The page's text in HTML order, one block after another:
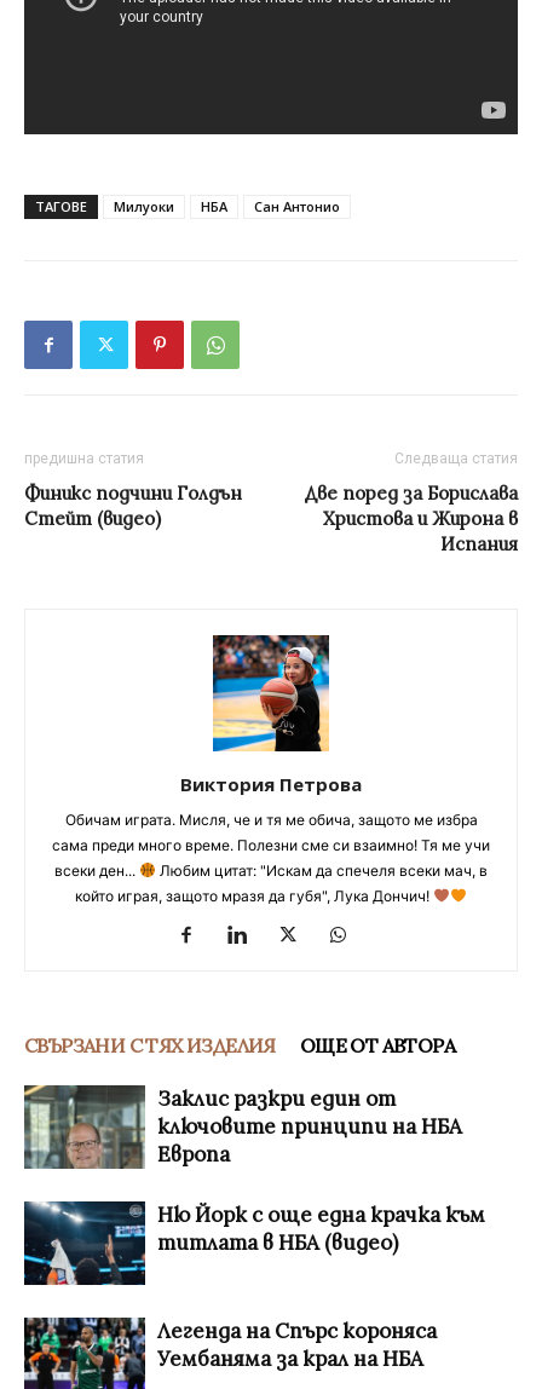
ТАГОВЕ Милуоки НБА Сан Антонио
предишна статия
Финикс подчини Голдън
Стейт (видео)
Следваща статия
Две поред за Борислава
Христова и Жирона в
Испания
Виктория Петрова
Обичам играта. Мисля, че и тя ме обича, защото ме избра
сама преди много време. Полезни сме си взаимно! Тя ме учи
всеки ден...
Любим цитат: "Искам да спечеля всеки мач, в
който играя, защото мразя да губя", Лука Дончич!
СВЪРЗАНИ С ТЯХ ИЗДЕЛИЯ ОЩЕ ОТ АВТОРА
Заклис разкри един от
ключовите принципи на НБА
Европа
Ню Йорк с още една крачка към
титлата в НБА (видео)
Легенда на Спърс короняса
Уембаняма за крал на НБА